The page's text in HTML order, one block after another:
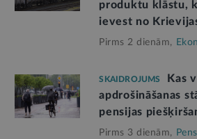
produktu klāstu,
ievest no
Pirms 2 dienām,
SKAIDROJUMS
Kas
apdrošināšanas
pensijas
Pirms 3 dienām,